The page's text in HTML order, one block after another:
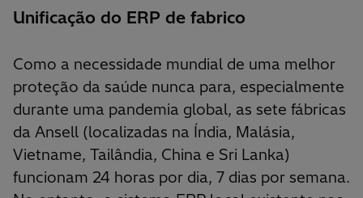
Unificação do ERP de fabrico
Como a necessidade mundial de uma melhor
proteção da saúde nunca para, especialmente
durante uma pandemia global, as sete fábricas
da Ansell (localizadas na Índia, Malásia,
Vietname, Tailândia, China e Sri Lanka)
funcionam 24 horas por dia, 7 dias por semana.